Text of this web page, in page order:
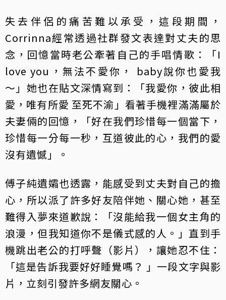
失去伴侶的痛苦難以承受，這段期間，
Corrinna經常透過社群發文表達對丈夫的思
念，回憶當時老公牽著自己的手唱情歌：「I
love you，無法不愛你， baby說你也愛我
～」她也在貼文深情寫到：「我愛你，彼此相
愛，唯有所愛 至死不渝」看著手機裡滿滿屬於
夫妻倆的回憶，「好在我們珍惜每一個當下，
珍惜每一分每一秒，互道彼此的心，我們的愛
沒有遺憾」。
傅子純遺孀也透露，能感受到丈夫對自己的擔
心，所以派了許多好友陪伴她、關心她，甚至
難得入夢來道歉說：「沒能給我一個女主角的
浪漫，但我知道你不是儀式感的人。」直到手
機跳出老公的打呼聲（影片），讓她忍不住：
「這是告訴我要好好睡覺嗎？ 」一段文字與影
片，立刻引發許多網友關心。